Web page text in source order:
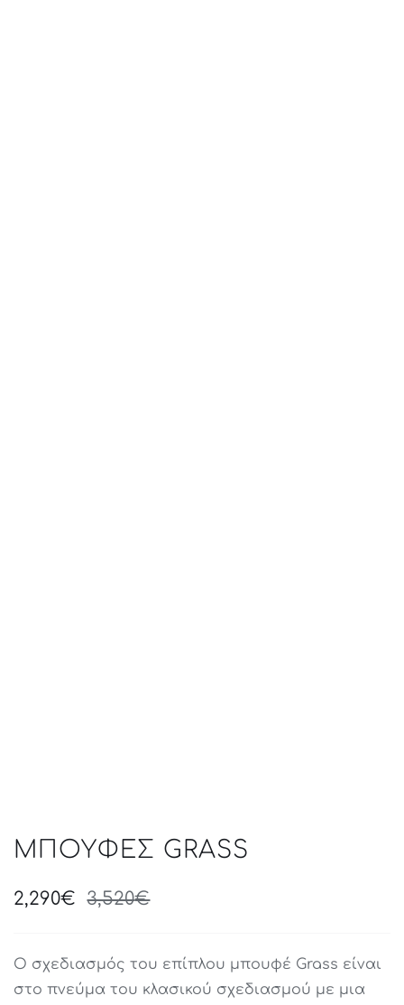
ΜΠΟΥΦΕΣ GRASS
3,520€Original
3,520€.
2,290€
Current
2,290€.
Ο σχεδιασμός του επίπλου μπουφέ Grass είναι
στο πνεύμα του κλασικού σχεδιασμού με μια